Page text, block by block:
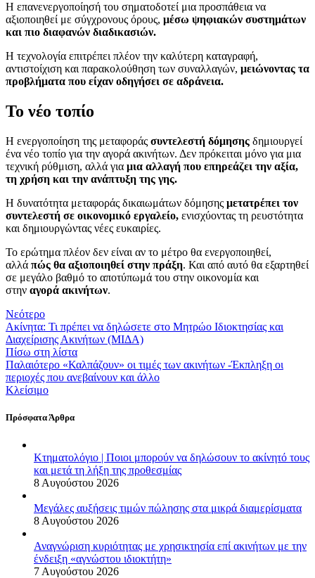
Η επανενεργοποίησή του σηματοδοτεί μια προσπάθεια να
αξιοποιηθεί με σύγχρονους όρους, μέσω ψηφιακών συστημάτων
και πιο διαφανών διαδικασιών.
Η τεχνολογία επιτρέπει πλέον την καλύτερη καταγραφή,
αντιστοίχιση και παρακολούθηση των συναλλαγών, μειώνοντας τα
προβλήματα που είχαν οδηγήσει σε αδράνεια.
Το νέο τοπίο
Η ενεργοποίηση της μεταφοράς συντελεστή δόμησης δημιουργεί
ένα νέο τοπίο για την αγορά ακινήτων. Δεν πρόκειται μόνο για μια
τεχνική ρύθμιση, αλλά για μια αλλαγή που επηρεάζει την αξία,
τη χρήση και την ανάπτυξη της γης.
Η δυνατότητα μεταφοράς δικαιωμάτων δόμησης μετατρέπει τον
συντελεστή σε οικονομικό εργαλείο, ενισχύοντας τη ρευστότητα
και δημιουργώντας νέες ευκαιρίες.
Το ερώτημα πλέον δεν είναι αν το μέτρο θα ενεργοποιηθεί,
αλλά πώς θα αξιοποιηθεί στην πράξη. Και από αυτό θα εξαρτηθεί
σε μεγάλο βαθμό το αποτύπωμά του στην οικονομία και
στην αγορά ακινήτων.
Νεότερο
Ακίνητα: Τι πρέπει να δηλώσετε στο Μητρώο Ιδιοκτησίας και
Διαχείρισης Ακινήτων (ΜΙΔΑ)
Πίσω στη λίστα
Παλαιότερο «Καλπάζουν» οι τιμές των ακινήτων -Έκπληξη οι
περιοχές που ανεβαίνουν και άλλο
Κλείσιμο
Πρόσφατα Άρθρα
Κτηματολόγιο | Ποιοι μπορούν να δηλώσουν το ακίνητό τους
και μετά τη λήξη της προθεσμίας
8 Αυγούστου 2026
Μεγάλες αυξήσεις τιμών πώλησης στα μικρά διαμερίσματα
8 Αυγούστου 2026
Αναγνώριση κυριότητας με χρησικτησία επί ακινήτων με την
ένδειξη «αγνώστου ιδιοκτήτη»
7 Αυγούστου 2026